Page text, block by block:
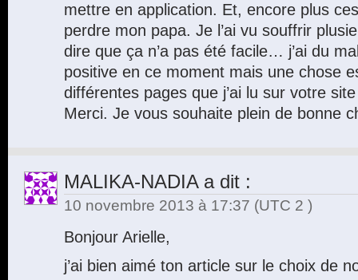
mettre en application. Et, encore plus
perdre mon papa. Je l’ai vu souffrir
dire que ça n’a pas été facile… j’ai du
positive en ce moment mais une chose
différentes pages que j’ai lu sur votre
Merci. Je vous souhaite plein de bonne
MALIKA-NADIAa dit :
10 novembre 2013 à 17:37 (UTC 2 )
Bonjour Arielle,
j’ai bien aimé ton article sur le choix de